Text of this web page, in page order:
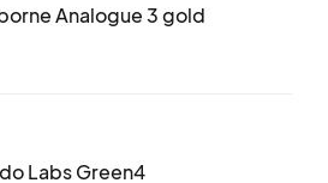
Analogue 3 gold
Labs Green4